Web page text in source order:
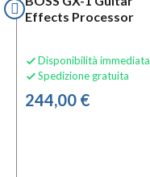
Effects Processor
 Disponibilità immediata
 Spedizione gratuita
244,00 €